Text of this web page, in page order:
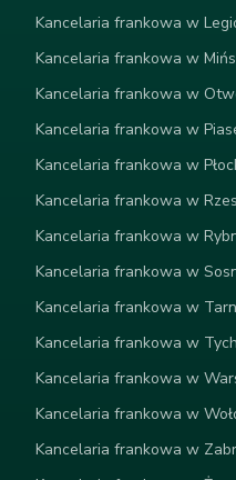
Kancelaria frankowa w
Kancelaria frankowa w
Kancelaria frankowa w
Kancelaria frankowa w
Kancelaria frankowa w
Kancelaria frankowa w
Kancelaria frankowa w
Kancelaria frankowa w
Kancelaria frankowa w
Kancelaria frankowa w
Kancelaria frankowa w
Kancelaria frankowa w
Kancelaria frankowa w